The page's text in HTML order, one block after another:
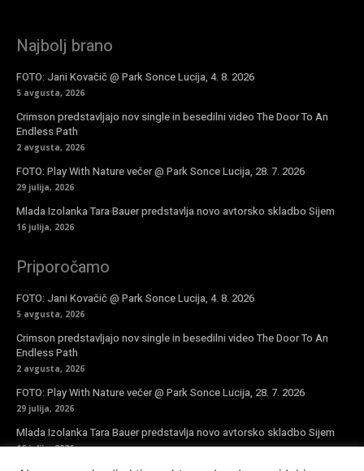
Najbolj brano
FOTO: Jani Kovačič @ Park Sonce Lucija, 4. 8. 2026
5 avgusta, 2026
Crimson predstavljajo nov single in besedilni video The Door To An
Endless Path
2 avgusta, 2026
FOTO: Play With Nature večer @ Park Sonce Lucija, 28. 7. 2026
29 julija, 2026
Mlada Izolanka Tara Bauer predstavlja novo avtorsko skladbo Sijem
16 julija, 2026
Priporočamo
FOTO: Jani Kovačič @ Park Sonce Lucija, 4. 8. 2026
5 avgusta, 2026
Crimson predstavljajo nov single in besedilni video The Door To An
Endless Path
2 avgusta, 2026
FOTO: Play With Nature večer @ Park Sonce Lucija, 28. 7. 2026
29 julija, 2026
Mlada Izolanka Tara Bauer predstavlja novo avtorsko skladbo Sijem
16 julija, 2026